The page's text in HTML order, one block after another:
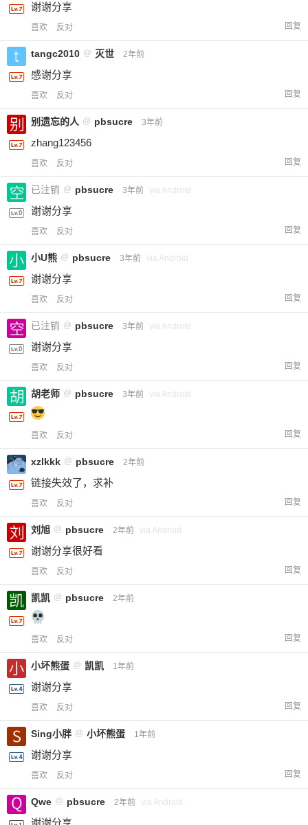
谢谢分享
喜欢 反对 回复
tangc2010 @ 灭世 2年前
感谢分享
喜欢 反对 回复
别遗忘的人 @ pbsucre 3年前
zhang123456
喜欢 反对 回复
已注销 @ pbsucre 3年前 via Android
谢谢分享
喜欢 反对 回复
小U熊 @ pbsucre 3年前 via Android
谢谢分享
喜欢 反对 回复
已注销 @ pbsucre 3年前 via Android
谢谢分享
喜欢 反对 回复
胡老师 @ pbsucre 3年前 via Android
喜欢 反对 回复
xzlkkk @ pbsucre 2年前
链接失效了，求补
喜欢 反对 回复
刘旭 @ pbsucre 2年前 via Android
谢谢分享很好看
喜欢 反对 回复
凯凯 @ pbsucre 2年前
喜欢 反对 回复
小坏熊蛋 @ 凯凯 1年前
谢谢分享
喜欢 反对 回复
Sing小胖 @ 小坏熊蛋 1年前
谢谢分享
喜欢 反对 回复
Qwe @ pbsucre 2年前 via Android
谢谢分享